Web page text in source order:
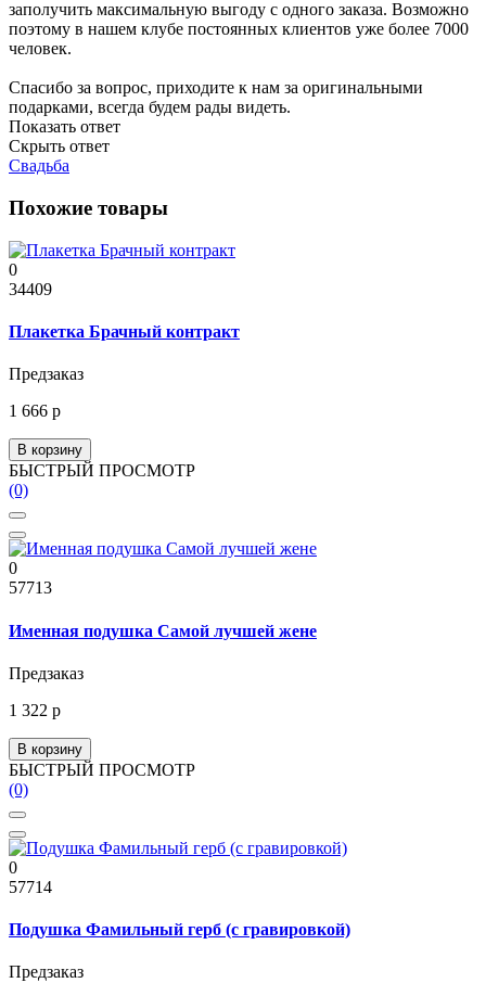
заполучить максимальную выгоду с одного заказа. Возможно
поэтому в нашем клубе постоянных клиентов уже более 7000
человек.
Спасибо за вопрос, приходите к нам за оригинальными
подарками, всегда будем рады видеть.
Показать ответ
Скрыть ответ
Свадьба
Похожие товары
0
34409
Плакетка Брачный контракт
Предзаказ
1 666 р
В корзину
БЫСТРЫЙ ПРОСМОТР
(0)
0
57713
Именная подушка Самой лучшей жене
Предзаказ
1 322 р
В корзину
БЫСТРЫЙ ПРОСМОТР
(0)
0
57714
Подушка Фамильный герб (с гравировкой)
Предзаказ